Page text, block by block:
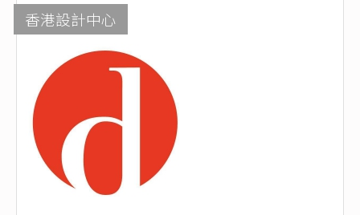
香港設計中心